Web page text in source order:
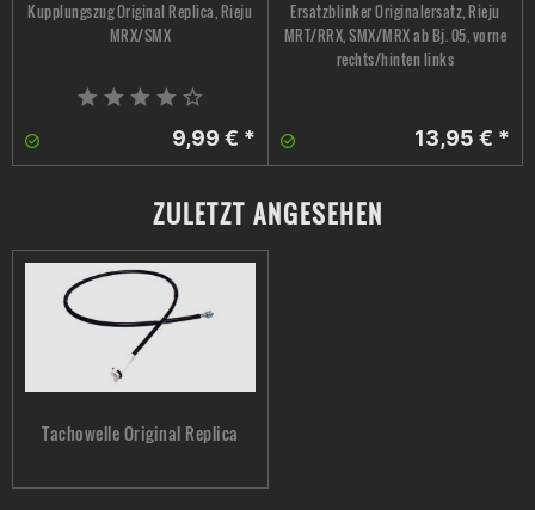
Kupplungszug Original Replica, Rieju
MRX/SMX
9,99 € *
Ersatzblinker Originalersatz, Rieju
MRT/RRX, SMX/MRX ab Bj. 05, vorne
rechts/hinten links
13,95 € *
ZULETZT ANGESEHEN
Tachowelle Original Replica